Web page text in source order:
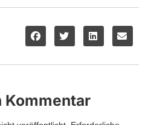
Kommentar